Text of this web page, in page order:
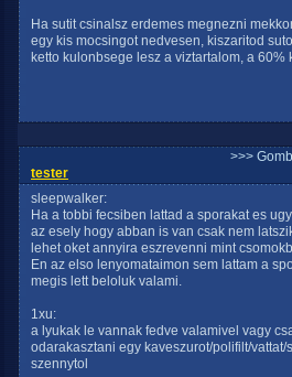
Ha sutit csinalsz erdemes megnezni
egy kis mocsingot nedvesen, kiszaritod
ketto kulonbsege lesz a viztartalom, a 60%
>>>
tester
sleepwalker:
Ha a tobbi fecsiben lattad a sporakat es
az esely hogy abban is van csak nem
lehet oket annyira eszrevenni mint
En az elso lenyomataimon sem lattam a
megis lett beloluk valami.
1xu:
a lyukak le vannak fedve valamivel vagy
odarakasztani egy kaveszurot/polifilt/
szennytol